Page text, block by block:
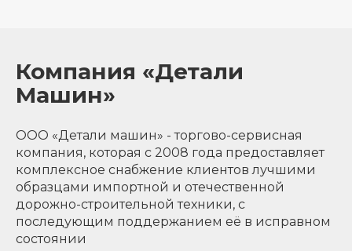
Компания «Детали
Машин»
ООО «Детали машин» - торгово-сервисная
компания, которая с 2008 года предоставляет
комплексное снабжение клиентов лучшими
образцами импортной и отечественной
дорожно-строительной техники, с
последующим поддержанием её в исправном
состоянии